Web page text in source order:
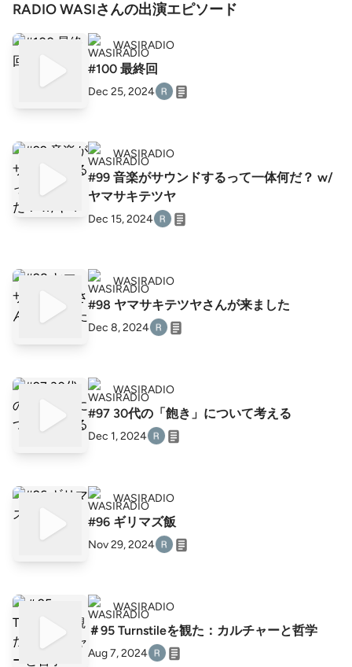
RADIO WASIさんの出演エピソード
WASIRADIO
#100 最終回
Dec 25, 2024
WASIRADIO
#99 音楽がサウンドするって一体何だ？ w/
ヤマサキテツヤ
Dec 15, 2024
WASIRADIO
#98 ヤマサキテツヤさんが来ました
Dec 8, 2024
WASIRADIO
#97 30代の「飽き」について考える
Dec 1, 2024
WASIRADIO
#96 ギリマズ飯
Nov 29, 2024
WASIRADIO
＃95 Turnstileを観た：カルチャーと哲学
Aug 7, 2024